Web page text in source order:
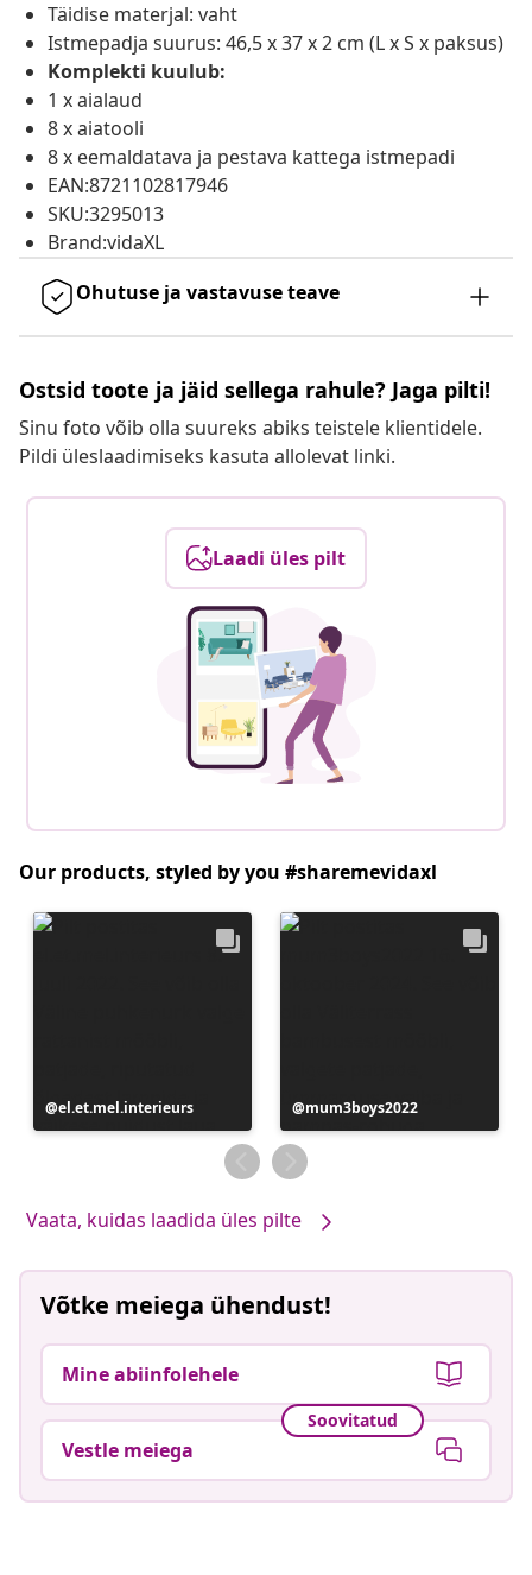
Täidise materjal: vaht
Istmepadja suurus: 46,5 x 37 x 2 cm (L x S x paksus)
Komplekti kuulub:
1 x aialaud
8 x aiatooli
8 x eemaldatava ja pestava kattega istmepadi
EAN:8721102817946
SKU:3295013
Brand:vidaXL
Ohutuse ja vastavuse teave
Ostsid toote ja jäid sellega rahule? Jaga pilti!
Sinu foto võib olla suureks abiks teistele klientidele.
Pildi üleslaadimiseks kasuta allolevat linki.
Laadi üles pilt
Our products, styled by you #sharemevidaxl
Postitus
avaldatud
el.et.mel.interieurs
Postitus
avaldatud
mum3boys2022
Vaata, kuidas laadida üles pilte
Võtke meiega ühendust!
Mine abiinfolehele
Soovitatud
Vestle meiega